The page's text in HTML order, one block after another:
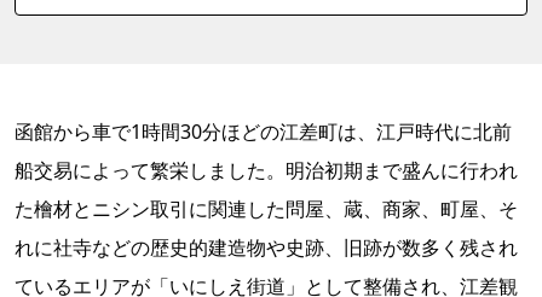
函館から車で1時間30分ほどの江差町は、江戸時代に北前
船交易によって繁栄しました。明治初期まで盛んに行われ
た檜材とニシン取引に関連した問屋、蔵、商家、町屋、そ
れに社寺などの歴史的建造物や史跡、旧跡が数多く残され
ているエリアが「いにしえ街道」として整備され、江差観